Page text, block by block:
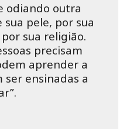
odiando outra
sua pele, por sua
sua religião.
precisam
aprender a
ser ensinadas a